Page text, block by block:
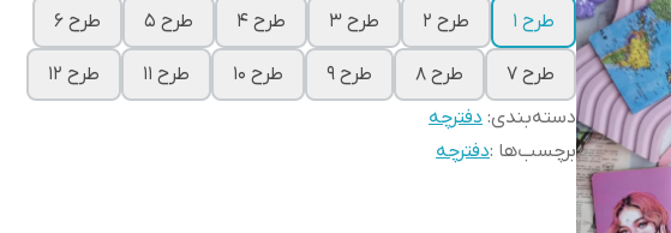
طرح ۱
طرح ۲ طرح ۳ طرح ۴ طرح ۵ طرح ۶
طرح ۷ طرح ۸ طرح ۹ طرح ۱۰ طرح ۱۱
طرح ۱۲
دسته‌بندی: دفترچه
برچسب‌ها :دفترچه